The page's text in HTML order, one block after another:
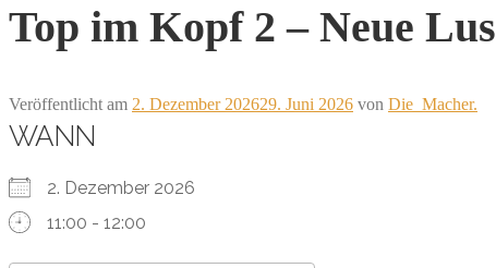
Top im Kopf 2 – Neue
Veröffentlicht am 2. Dezember 202629. Juni 2026 von Die_Macher.
WANN
2. Dezember 2026
11:00 - 12:00